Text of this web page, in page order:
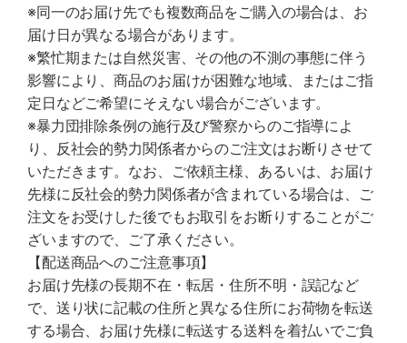
※同一のお届け先でも複数商品をご購入の場合は、お
届け日が異なる場合があります。
※繁忙期または自然災害、その他の不測の事態に伴う
影響により、商品のお届けが困難な地域、またはご指
定日などご希望にそえない場合がございます。
※暴力団排除条例の施行及び警察からのご指導によ
り、反社会的勢力関係者からのご注文はお断りさせて
いただきます。なお、ご依頼主様、あるいは、お届け
先様に反社会的勢力関係者が含まれている場合は、ご
注文をお受けした後でもお取引をお断りすることがご
ざいますので、ご了承ください。
【配送商品へのご注意事項】
お届け先様の長期不在・転居・住所不明・誤記など
で、送り状に記載の住所と異なる住所にお荷物を転送
する場合、お届け先様に転送する送料を着払いでご負